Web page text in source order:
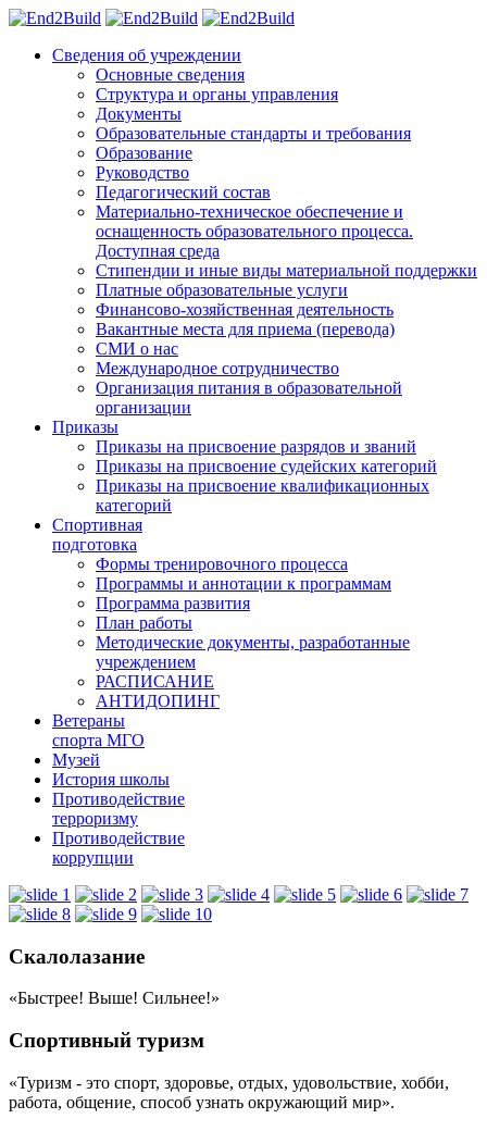
Сведения об учреждении
Основные сведения
Структура и органы управления
Документы
Образовательные стандарты и требования
Образование
Руководство
Педагогический состав
Материально-техническое обеспечение и
оснащенность образовательного процесса.
Доступная среда
Стипендии и иные виды материальной поддержки
Платные образовательные услуги
Финансово-хозяйственная деятельность
Вакантные места для приема (перевода)
СМИ о нас
Международное сотрудничество
Организация питания в образовательной
организации
Приказы
Приказы на присвоение разрядов и званий
Приказы на присвоение судейских категорий
Приказы на присвоение квалификационных
категорий
Спортивная
подготовка
Формы тренировочного процесса
Программы и аннотации к программам
Программа развития
План работы
Методические документы, разработанные
учреждением
РАСПИСАНИЕ
АНТИДОПИНГ
Ветераны
спорта МГО
Музей
История школы
Противодействие
терроризму
Противодействие
коррупции
Скалолазание
«Быстрее! Выше! Сильнее!»
Спортивный туризм
«Туризм - это спорт, здоровье, отдых, удовольствие, хобби,
работа, общение, способ узнать окружающий мир».